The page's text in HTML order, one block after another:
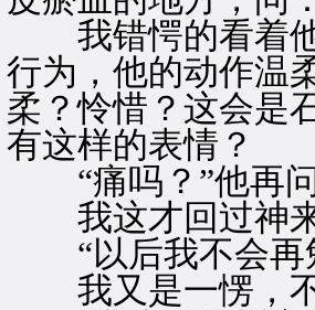
我错愕的看着他
行为，他的动作温
柔？怜惜？这会是
有这样的表情？
“痛吗？”他再问
我这才回过神来
“以后我不会再
我又是一愣，不